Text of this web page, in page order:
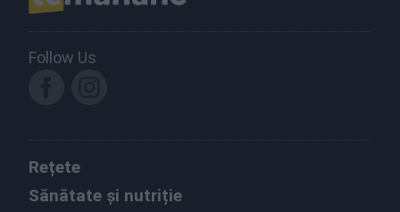
Follow Us
Rețete
Sănătate și nutriție